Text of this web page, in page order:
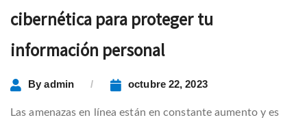
cibernética para proteger tu
información personal
Byadmin octubre 22, 2023
Las amenazas en línea están en constante aumento y es